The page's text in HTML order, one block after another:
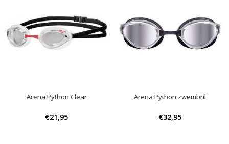
Arena Python Clear
€21,95
Arena Python zwembril
€32,95